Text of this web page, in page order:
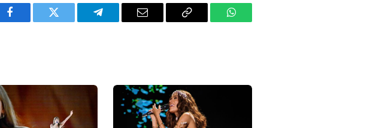
Facebook Twitter Telegram Email
Copy
WhatsApp